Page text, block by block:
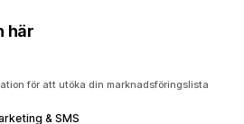
här
för att utöka din marknadsföringslista
& SMS